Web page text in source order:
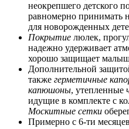
неокрепшего детского
равномерно принимать
для новорожденных
Покрытие люлек,
надежно удерживает
хорошо защищает
Дополнительной
также герметичные
капюшоны, утепленные
идущие в комплекте с
Москитные сетки
Примерно с 6-ти